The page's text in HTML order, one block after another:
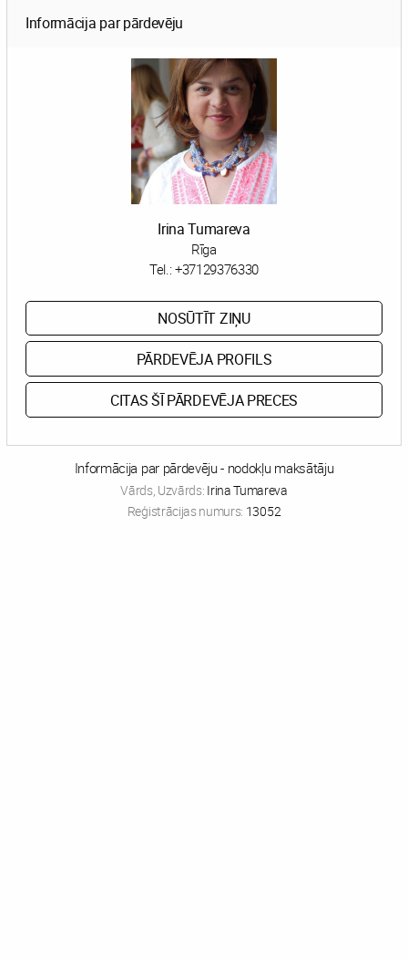
Informācija par pārdevēju
Irina Tumareva
Rīga
Tel.: +37129376330
NOSŪTĪT ZIŅU
PĀRDEVĒJA PROFILS
CITAS ŠĪ PĀRDEVĒJA PRECES
Informācija par pārdevēju - nodokļu maksātāju
Vārds, Uzvārds: Irina Tumareva
Reģistrācijas numurs: 13052